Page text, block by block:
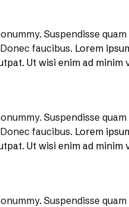
Suspendisse
faucibus. Lorem
Ut wisi enim ad
Suspendisse
faucibus. Lorem
Ut wisi enim ad
Suspendisse